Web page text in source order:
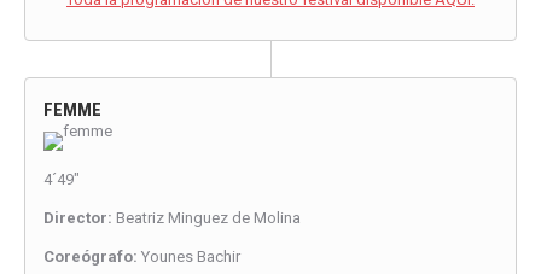
FEMME
4´49″
Director: Beatriz Minguez de Molina
Coreógrafo: Younes Bachir